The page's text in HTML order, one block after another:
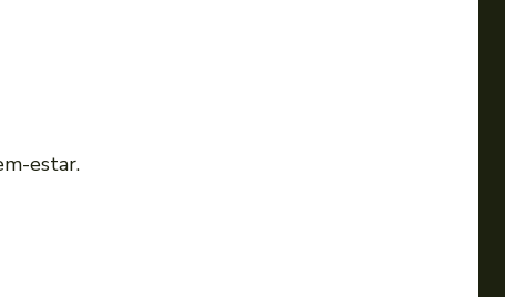
estar.